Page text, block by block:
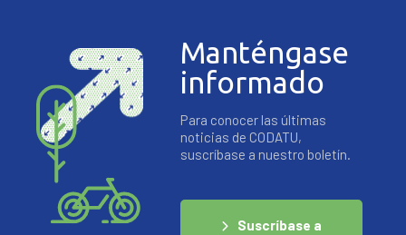
Manténgase
informado
Para conocer las últimas
noticias de CODATU,
suscríbase a nuestro boletín.
Suscríbase a